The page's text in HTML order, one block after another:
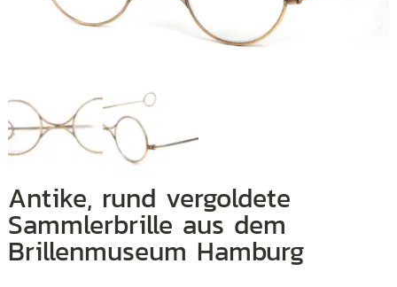
Antike, rund vergoldete
Sammlerbrille aus dem
Brillenmuseum Hamburg
+
+